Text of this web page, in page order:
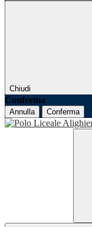
Chiudi
Conferma
Annulla Conferma